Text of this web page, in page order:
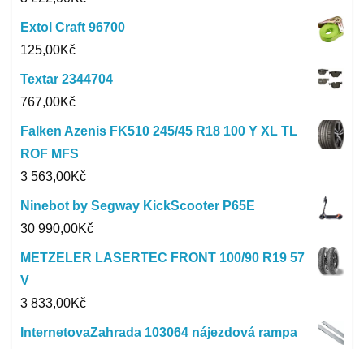
Extol Craft 96700
125,00Kč
Textar 2344704
767,00Kč
Falken Azenis FK510 245/45 R18 100 Y XL TL
ROF MFS
3 563,00Kč
Ninebot by Segway KickScooter P65E
30 990,00Kč
METZELER LASERTEC FRONT 100/90 R19 57
V
3 833,00Kč
InternetovaZahrada 103064 nájezdová rampa